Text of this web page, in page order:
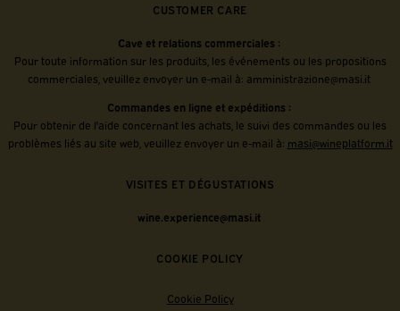
CUSTOMER CARE
Cave et relations commerciales :
Pour toute information sur les produits, les événements ou les propositions
commerciales, veuillez envoyer un e-mail à: amministrazione@masi.it
Commandes en ligne et expéditions :
Pour obtenir de l'aide concernant les achats, le suivi des commandes ou les
problèmes liés au site web, veuillez envoyer un e-mail à: masi@wineplatform.it
VISITES ET DÉGUSTATIONS
wine.experience@masi.it
COOKIE POLICY
Cookie Policy